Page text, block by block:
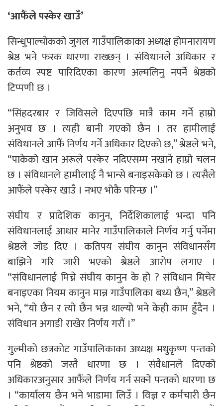
‘आफैंले पस्केर खाउँ’
सिन्धुपाल्चोकको जुगल गाउँपालिकाका अध्यक्ष होमनारायण
श्रेष्ठ भने फरक धारणा राख्छन् । संविधानले अधिकार र
कर्तव्य स्पष्ट पारिदिएका कारण अल्मलिनु नपर्ने श्रेष्ठको
टिप्पणी छ ।
“सिंहदरबार र जिविसले दिएपछि मात्रै काम गर्ने हाम्रो
अनुभव छ । त्यही बानी गएको छैन । तर हामीलाई
संविधानले आफैं निर्णय गर्ने अधिकार दिएको छ,” श्रेष्ठले भने,
“पाकेको खान अरूले पस्केर नदिएसम्म नखाने हाम्रो चलन
छ । संविधानले हामीलाई नै भान्से बनाइसकेको छ । त्यसैले
आफैंले पस्केर खाउँ । नभए भोकै परिन्छ ।”
संघीय र प्रादेशिक कानुन, निर्देशिकालाई भन्दा पनि
संविधानलाई आधार मानेर गाउँपालिकाले निर्णय गर्नु पर्नेमा
श्रेष्ठले जोड दिए । कतिपय संघीय कानुन संविधानसँग
बाझिने गरि जारी भएको श्रेष्ठले आरोप लगाए ।
“संविधानलाई मिच्ने संघीय कानुन के हो ? संविधान मिचेर
बनाइएका नियम कानुन मान्न गाउँपालिका बध्य छैन,” श्रेष्ठले
भने, “यो छैन र त्यो छैन भन्न थाल्यो भने केही काम हुँदैन ।
संविधान अगाडी राखेर निर्णय गरौं ।”
गुल्मीको छत्रकोट गाउँपालिकाका अध्यक्ष मधुकृष्ण पन्तको
पनि श्रेष्ठको जस्तै धारणा छ । संवैधानले दिएको
अधिकारअनुसार आफैंले निर्णय गर्न सक्ने पन्तको धारणा छ
। “कार्यालय छैन भने भाडामा लिउँ । विज्ञ र कर्मचारी छैन